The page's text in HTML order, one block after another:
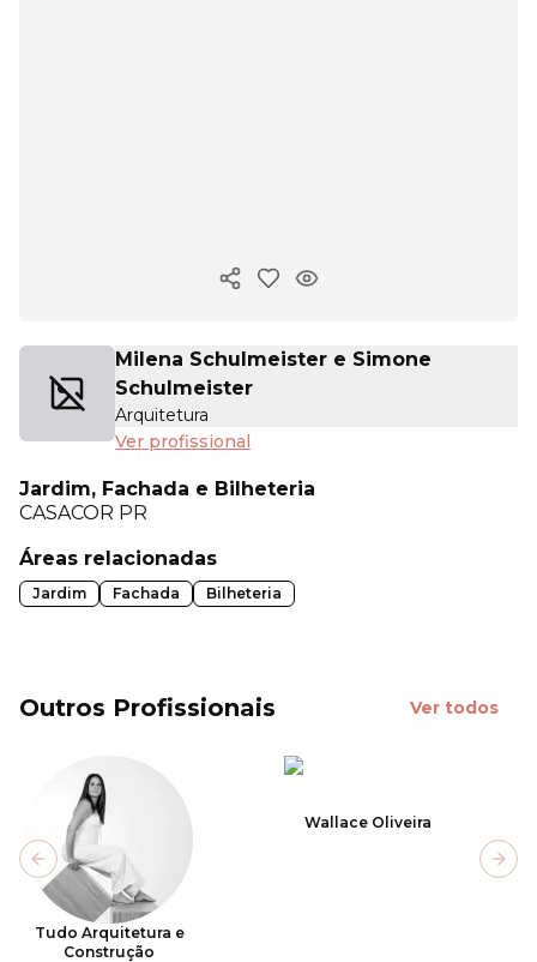
Copiar link
Milena Schulmeister e Simone
Schulmeister
Arquitetura
Ver profissional
Jardim, Fachada e Bilheteria
CASACOR PR
Áreas relacionadas
Jardim Fachada Bilheteria
Outros Profissionais Ver todos
Tudo Arquitetura e
Construção
Wallace Oliveira
Previous slide